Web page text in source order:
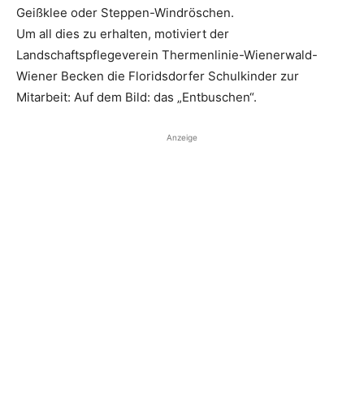
Geißklee oder Steppen-Windröschen.
Um all dies zu erhalten, motiviert der
Landschaftspflegeverein Thermenlinie-Wienerwald-
Wiener Becken die Floridsdorfer Schulkinder zur
Mitarbeit: Auf dem Bild: das „Entbuschen“.
Anzeige